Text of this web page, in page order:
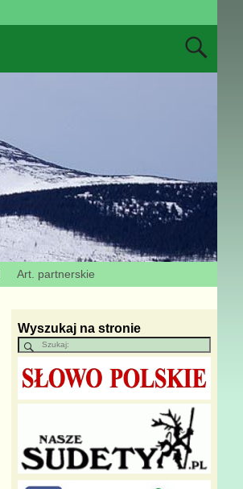
Art. partnerskie
Wyszukaj na stronie